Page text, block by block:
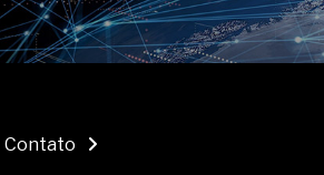
Contato